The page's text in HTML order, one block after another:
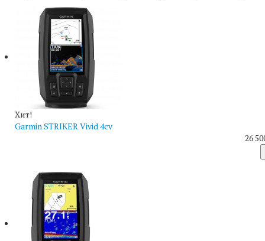
Хит!
Garmin STRIKER Vivid 4cv
26